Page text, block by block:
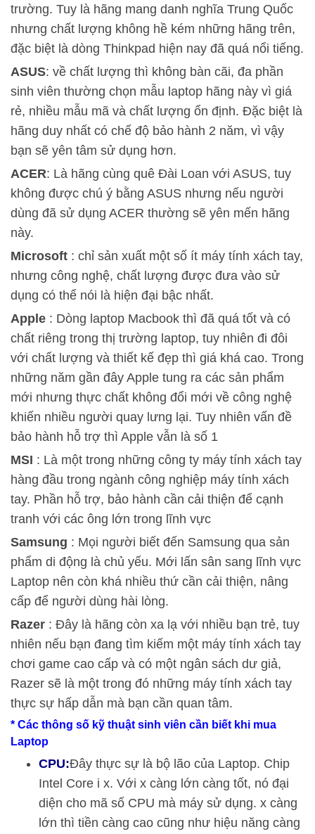
trường. Tuy là hãng mang danh nghĩa Trung Quốc
nhưng chất lượng không hề kém những hãng trên,
đặc biệt là dòng Thinkpad hiện nay đã quá nổi tiếng.
ASUS: về chất lượng thì không bàn cãi, đa phần
sinh viên thường chọn mẫu laptop hãng này vì giá
rẻ, nhiều mẫu mã và chất lượng ổn định. Đặc biệt là
hãng duy nhất có chế độ bảo hành 2 năm, vì vậy
bạn sẽ yên tâm sử dụng hơn.
ACER: Là hãng cùng quê Đài Loan với ASUS, tuy
không được chú ý bằng ASUS nhưng nếu người
dùng đã sử dụng ACER thường sẽ yên mến hãng
này.
Microsoft : chỉ sản xuất một số ít máy tính xách tay,
nhưng công nghệ, chất lượng được đưa vào sử
dụng có thể nói là hiện đại bậc nhất.
Apple : Dòng laptop Macbook thì đã quá tốt và có
chất riêng trong thị trường laptop, tuy nhiên đi đôi
với chất lượng và thiết kế đẹp thì giá khá cao. Trong
những năm gần đây Apple tung ra các sản phẩm
mới nhưng thực chất không đổi mới về công nghệ
khiến nhiều người quay lưng lại. Tuy nhiên vấn đề
bảo hành hỗ trợ thì Apple vẫn là số 1
MSI : Là một trong những công ty máy tính xách tay
hàng đầu trong ngành công nghiệp máy tính xách
tay. Phần hỗ trợ, bảo hành cần cải thiện để cạnh
tranh với các ông lớn trong lĩnh vực
Samsung : Mọi người biết đến Samsung qua sản
phẩm di động là chủ yếu. Mới lấn sân sang lĩnh vực
Laptop nên còn khá nhiều thứ cần cải thiện, nâng
cấp để người dùng hài lòng.
Razer : Đây là hãng còn xa lạ với nhiều bạn trẻ, tuy
nhiên nếu bạn đang tìm kiếm một máy tính xách tay
chơi game cao cấp và có một ngân sách dư giả,
Razer sẽ là một trong đó những máy tính xách tay
thực sự hấp dẫn mà bạn cần quan tâm.
* Các thông số kỹ thuật sinh viên cần biết khi mua
Laptop
CPU:Đây thực sự là bộ lão của Laptop. Chip
Intel Core i x. Với x càng lớn càng tốt, nó đại
diện cho mã số CPU mà máy sử dụng. x càng
lớn thì tiền càng cao cũng như hiệu năng càng